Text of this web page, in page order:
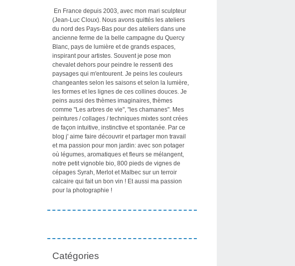
En France depuis 2003, avec mon mari sculpteur
(Jean-Luc Cloux). Nous avons quittés les ateliers
du nord des Pays-Bas pour des ateliers dans une
ancienne ferme de la belle campagne du Quercy
Blanc, pays de lumière et de grands espaces,
inspirant pour artistes. Souvent je pose mon
chevalet dehors pour peindre le ressenti des
paysages qui m'entourent. Je peins les couleurs
changeantes selon les saisons et selon la lumière,
les formes et les lignes de ces collines douces. Je
peins aussi des thèmes imaginaires, thèmes
comme "Les arbres de vie", "les chamanes". Mes
peintures / collages / techniques mixtes sont crées
de façon intuitive, instinctive et spontanée. Par ce
blog j' aime faire découvrir et partager mon travail
et ma passion pour mon jardin: avec son potager
où légumes, aromatiques et fleurs se mélangent,
notre petit vignoble bio, 800 pieds de vignes de
cépages Syrah, Merlot et Malbec sur un terroir
calcaire qui fait un bon vin ! Et aussi ma passion
pour la photographie !
Catégories